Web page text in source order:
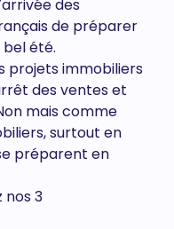
des
de préparer
été.
projets immobiliers
des ventes et
mais comme
surtout en
préparent en
nos 3